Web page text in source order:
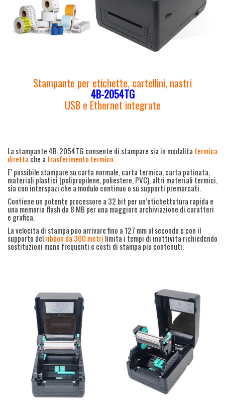
Stampante per etichette, cartellini, nastri
4B-2054TG
USB e Ethernet integrate
La stampante 4B-2054TG consente di stampare sia in modalita termica
diretta che a trasferimento termico.
E’ possibile stampare su carta normale, carta termica, carta patinata,
materiali plastici (polipropilene, poliestere, PVC), altri materiali termici,
sia con interspazi che a modulo continuo o su supporti premarcati.
Contiene un potente processore a 32 bit per un’etichettatura rapida e
una memoria flash da 8 MB per una maggiore archiviazione di caratteri
e grafica.
La velocita di stampa puo arrivare fino a 127 mm al secondo e con il
supporto delribbon da 300 metri limita i tempi di inattivita richiedendo
sostituzioni meno frequenti e costi di stampa piu contenuti.